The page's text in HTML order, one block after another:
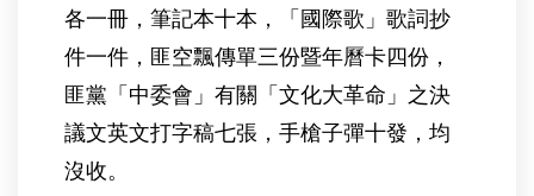
各一冊，筆記本十本，「國際歌」歌詞抄
件一件，匪空飄傳單三份暨年曆卡四份，
匪黨「中委會」有關「文化大革命」之決
議文英文打字稿七張，手槍子彈十發，均
沒收。